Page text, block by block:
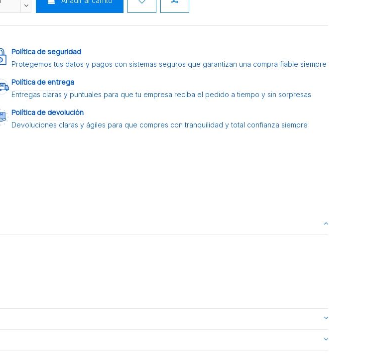
Política de seguridad
Protegemos tus datos y pagos con sistemas seguros que garantizan una compra fiable siempre
Política de entrega
Entregas claras y puntuales para que tu empresa reciba el pedido a tiempo y sin sorpresas
Política de devolución
Devoluciones claras y ágiles para que compres con tranquilidad y total confianza siempre